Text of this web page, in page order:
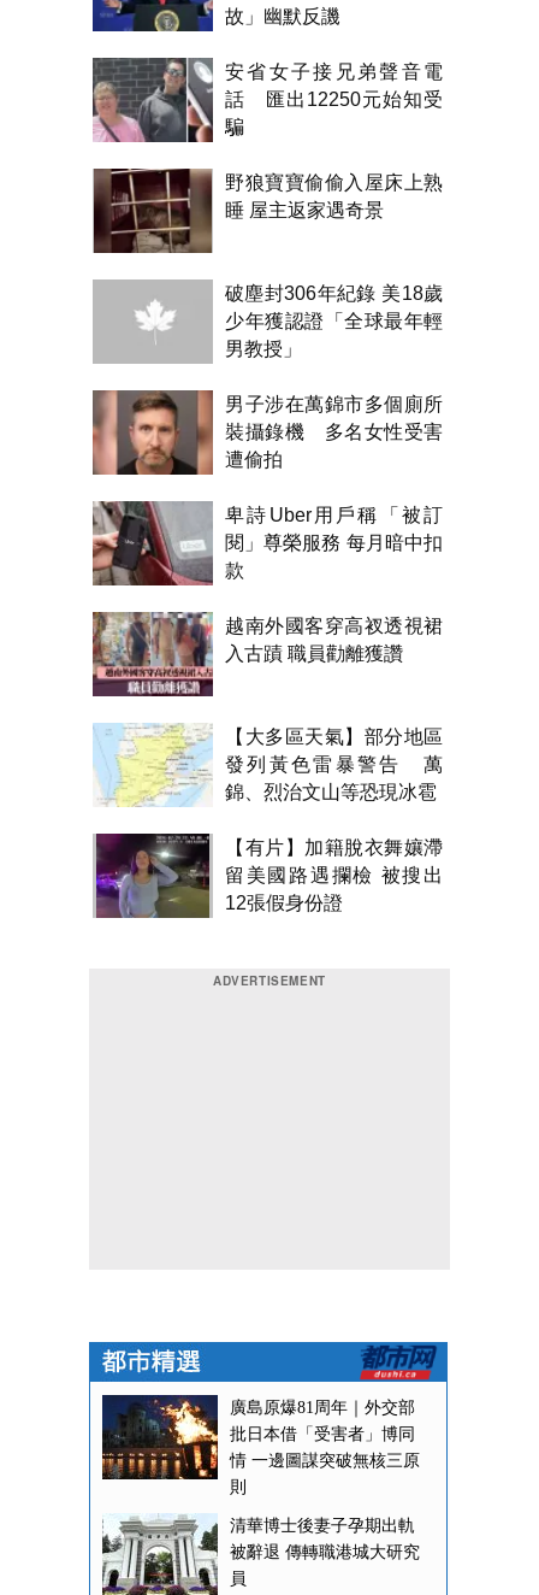
故」幽默反譏
安省女子接兄弟聲音電
話 匯出12250元始知受
騙
野狼寶寶偷偷入屋床上熟
睡 屋主返家遇奇景
破塵封306年紀錄 美18歲
少年獲認證「全球最年輕
男教授」
男子涉在萬錦市多個廁所
裝攝錄機 多名女性受害
遭偷拍
卑詩Uber用戶稱「被訂
閱」尊榮服務 每月暗中扣
款
越南外國客穿高衩透視裙
入古蹟 職員勸離獲讚
【大多區天氣】部分地區
發列黃色雷暴警告 萬
錦、烈治文山等恐現冰雹
【有片】加籍脫衣舞孃滯
留美國路遇攔檢 被搜出
12張假身份證